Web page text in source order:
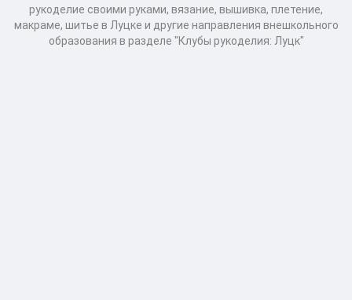
рукоделие своими руками, вязание, вышивка, плетение,
макраме, шитье в Луцке и другие направления внешкольного
образования в разделе "Клубы рукоделия: Луцк"